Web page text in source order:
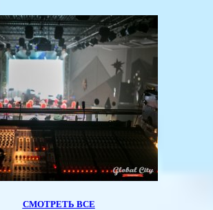
СМОТРЕТЬ ВСЕ